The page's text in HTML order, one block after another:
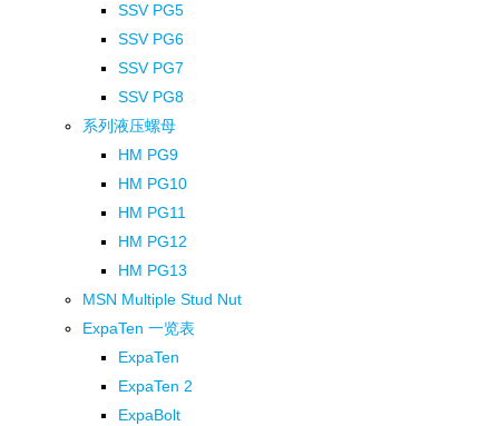
SSV PG5
SSV PG6
SSV PG7
SSV PG8
系列液压螺母
HM PG9
HM PG10
HM PG11
HM PG12
HM PG13
MSN Multiple Stud Nut
ExpaTen 一览表
ExpaTen
ExpaTen 2
ExpaBolt